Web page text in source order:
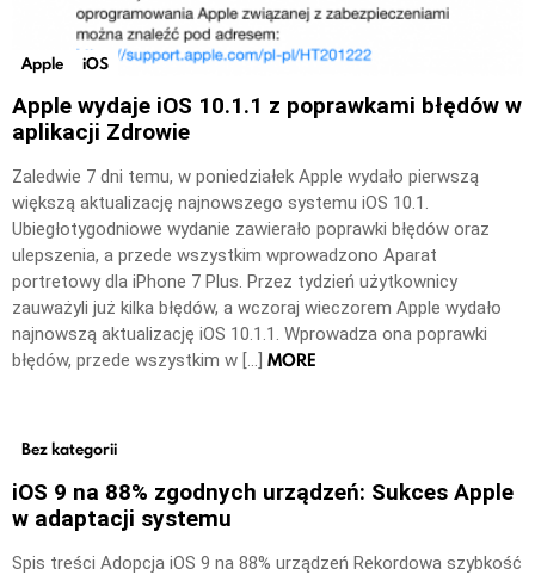
Apple iOS
Apple wydaje iOS 10.1.1 z poprawkami błędów w
aplikacji Zdrowie
Zaledwie 7 dni temu, w poniedziałek Apple wydało pierwszą
większą aktualizację najnowszego systemu iOS 10.1.
Ubiegłotygodniowe wydanie zawierało poprawki błędów oraz
ulepszenia, a przede wszystkim wprowadzono Aparat
portretowy dla iPhone 7 Plus. Przez tydzień użytkownicy
zauważyli już kilka błędów, a wczoraj wieczorem Apple wydało
najnowszą aktualizację iOS 10.1.1. Wprowadza ona poprawki
błędów, przede wszystkim w […] MORE
Bez kategorii
iOS 9 na 88% zgodnych urządzeń: Sukces Apple
w adaptacji systemu
Spis treści Adopcja iOS 9 na 88% urządzeń Rekordowa szybkość